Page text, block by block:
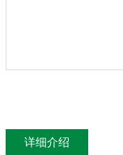
详细介绍